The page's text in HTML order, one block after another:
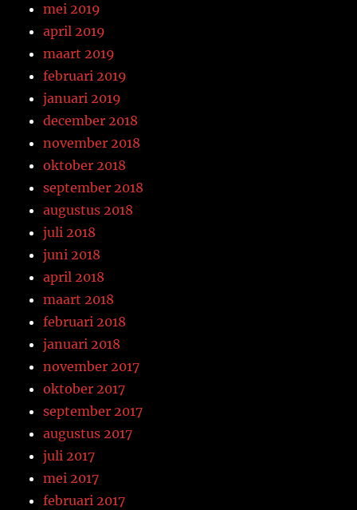
mei 2019
april 2019
maart 2019
februari 2019
januari 2019
december 2018
november 2018
oktober 2018
september 2018
augustus 2018
juli 2018
juni 2018
april 2018
maart 2018
februari 2018
januari 2018
november 2017
oktober 2017
september 2017
augustus 2017
juli 2017
mei 2017
februari 2017